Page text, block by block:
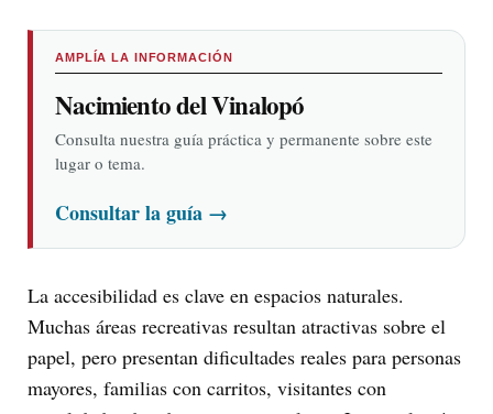
AMPLÍA LA INFORMACIÓN
Nacimiento del Vinalopó
Consulta nuestra guía práctica y permanente sobre este
lugar o tema.
Consultar la guía →
La accesibilidad es clave en espacios naturales.
Muchas áreas recreativas resultan atractivas sobre el
papel, pero presentan dificultades reales para personas
mayores, familias con carritos, visitantes con